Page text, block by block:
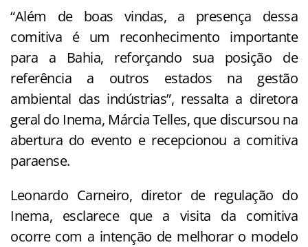
“Além de boas vindas, a presença dessa
comitiva é um reconhecimento importante
para a Bahia, reforçando sua posição de
referência a outros estados na gestão
ambiental das indústrias”, ressalta a diretora
geral do Inema, Márcia Telles, que discursou na
abertura do evento e recepcionou a comitiva
paraense.
Leonardo Carneiro, diretor de regulação do
Inema, esclarece que a visita da comitiva
ocorre com a intenção de melhorar o modelo